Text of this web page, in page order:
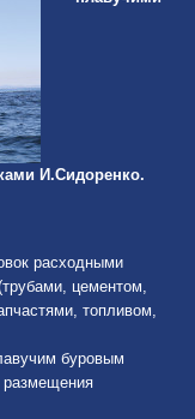
И.Сидоренко.
расходными
цементом,
топливом,
буровым
размещения